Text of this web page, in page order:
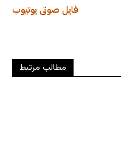
یوتیوب فایل صوتی
مطالب مرتبط